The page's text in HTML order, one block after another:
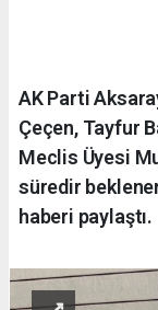
AK Parti
Çeçen, Tayfur
Meclis Üyesi
süredir
haberi paylaştı.